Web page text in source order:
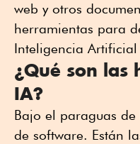
web y otros
herramientas para
Inteligencia Artificial
¿Qué son las
IA?
Bajo el paraguas
de software. Están